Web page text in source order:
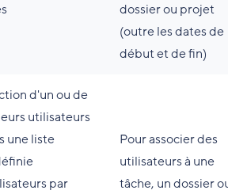
dossier ou projet
(outre les dates de
début et de fin)
d'un ou de
utilisateurs
une liste
par
Pour associer des
utilisateurs à une
tâche, un dossier